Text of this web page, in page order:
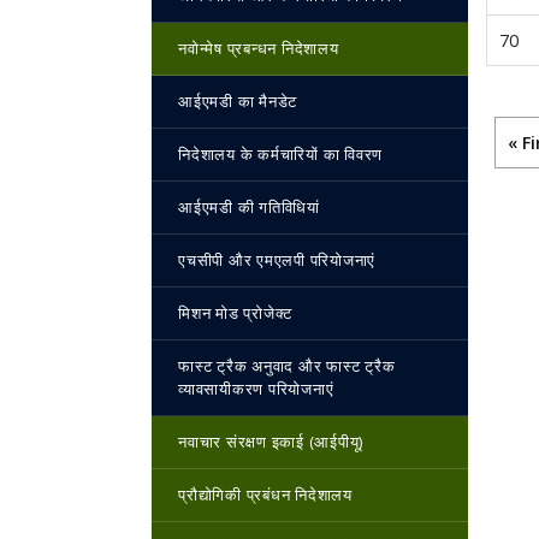
नवोन्‍मेष प्रबन्‍धन निदेशालय
आईएमडी का मैनडेट
निदेशालय के कर्मचारियों का विवरण
आईएमडी की गतिविधियां
एचसीपी और एमएलपी परियोजनाएं
मिशन मोड प्रोजेक्ट
फास्ट ट्रैक अनुवाद और फास्ट ट्रैक
व्यावसायीकरण परियोजनाएं
नवाचार संरक्षण इकाई (आईपीयू)
प्रौद्योगिकी प्रबंधन निदेशालय
70
«